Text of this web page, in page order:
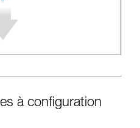
à configuration